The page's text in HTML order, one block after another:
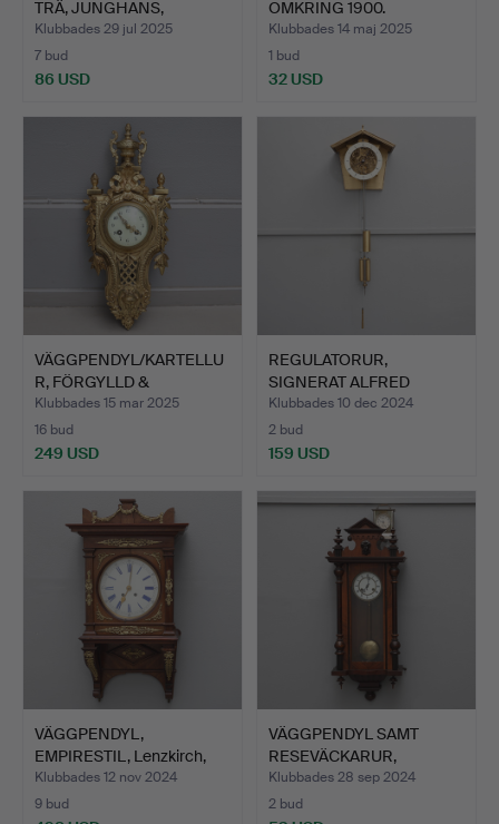
TRÄ, JUNGHANS,
JUGEND.
Klubbades 29 jul 2025
7 bud
86 USD
OMKRING 1900.
Klubbades 14 maj 2025
1 bud
32 USD
VÄGGPENDYL/KARTELLU
R, FÖRGYLLD &
BRONSERAD…
Klubbades 15 mar 2025
16 bud
249 USD
REGULATORUR,
SIGNERAT ALFRED
WAGNER JENSEN…
Klubbades 10 dec 2024
2 bud
159 USD
VÄGGPENDYL,
EMPIRESTIL, Lenzkirch,
1890-ta…
Klubbades 12 nov 2024
9 bud
VÄGGPENDYL SAMT
RESEVÄCKARUR,
JUNGHANS O. …
Klubbades 28 sep 2024
2 bud